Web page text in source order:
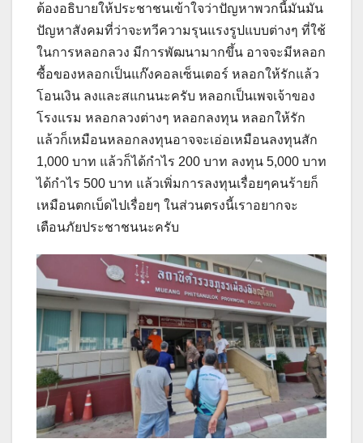
ต้องอธิบายให้ประชาชนเข้าใจว่าปัญหาพวกนี้มันมัน
ปัญหาสังคมที่ว่าจะทวีความรุนแรงรูปแบบต่างๆ ที่ใช้
ในการหลอกลวง มีการพัฒนามากขึ้น อาจจะมีหลอก
ซื้อของหลอกเป็นแก๊งคอลเซ็นเตอร์ หลอกให้รักแล้ว
โอนเงิน ลงและสแกนนะครับ หลอกเป็นเพจเจ้าของ
โรงแรม หลอกลวงต่างๆ หลอกลงทุน หลอกให้รัก
แล้วก็เหมือนหลอกลงทุนอาจจะเอ่อเหมือนลงทุนสัก
1,000 บาท แล้วก็ได้กำไร 200 บาท ลงทุน 5,000 บาท
ได้กำไร 500 บาท แล้วเพิ่มการลงทุนเรื่อยๆคนร้ายก็
เหมือนตกเบ็ดไปเรื่อยๆ ในส่วนตรงนี้เราอยากจะ
เตือนภัยประชาชนนะครับ